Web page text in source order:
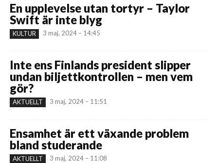
En upplevelse utan tortyr – Taylor
Swift är inte blyg
KULTUR 3 maj, 2024 – 14:45
Inte ens Finlands president slipper
undan biljettkontrollen – men vem
gör?
AKTUELLT 3 maj, 2024 – 11:51
Ensamhet är ett växande problem
bland studerande
AKTUELLT 3 maj, 2024 – 11:08